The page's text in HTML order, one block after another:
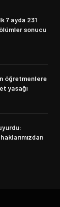
7 ayda 231
sonucu
öğretmenlere
yasağı